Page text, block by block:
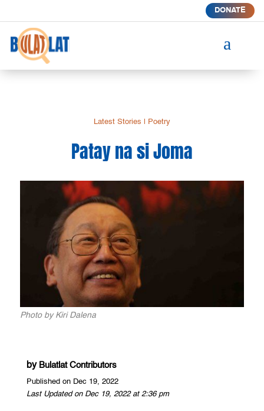
DONATE
a
Latest Stories Poetry
Patay na si Joma
Photo by Kiri Dalena
by Bulatlat Contributors
Published on Dec 19, 2022
Last Updated on Dec 19, 2022 at 2:36 pm